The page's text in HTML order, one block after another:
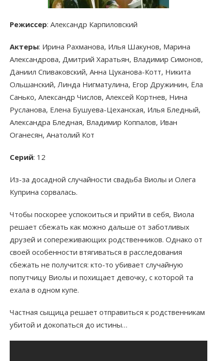
Режиссер: Александр Карпиловский
Актеры: Ирина Рахманова, Илья Шакунов, Марина
Александрова, Дмитрий Харатьян, Владимир Симонов,
Даниил Спиваковский, Анна Цуканова-Котт, Никита
Ольшанский, Линда Нигматулина, Егор Дружинин, Ёла
Санько, Александр Числов, Алексей Кортнев, Нина
Русланова, Елена Бушуева-Цеханская, Илья Бледный,
Александра Бледная, Владимир Коппалов, Иван
Оганесян, Анатолий Кот
Серий: 12
Из-за досадной случайности свадьба Виолы и Олега
Куприна сорвалась.
Чтобы поскорее успокоиться и прийти в себя, Виола
решает сбежать как можно дальше от заботливых
друзей и сопереживающих родственников. Однако от
своей особенности втягиваться в расследования
сбежать не получится: кто-то убивает случайную
попутчицу Виолы и похищает девочку, с которой та
ехала в одном купе.
Частная сыщица решает отправиться к родственникам
убитой и докопаться до истины…